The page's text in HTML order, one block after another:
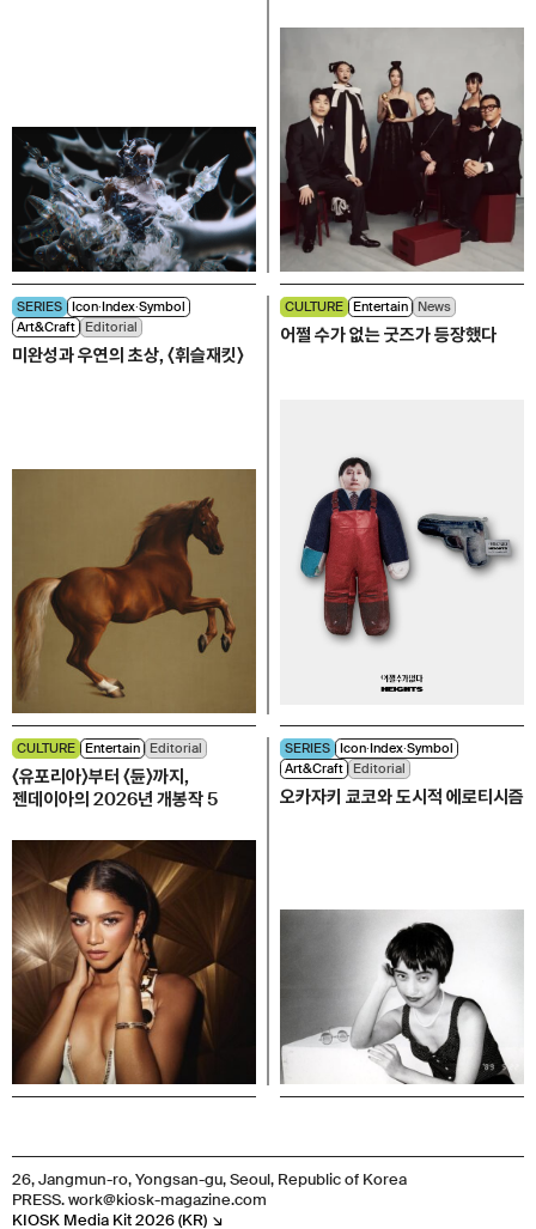
SERIES Icon∙Index∙Symbol
Art&Craft
Editorial
미완성과 우연의 초상, 〈휘슬재킷〉
CULTURE Entertain News
어쩔 수가 없는 굿즈가 등장했다
CULTURE Entertain Editorial
〈유포리아〉부터 〈듄〉까지,
젠데이아의 2026년 개봉작 5
SERIES Icon∙Index∙Symbol
Art&Craft
Editorial
오카자키 쿄코와 도시적 에로티시즘
26, Jangmun-ro, Yongsan-gu, Seoul, Republic of Korea
PRESS. work@kiosk-magazine.com
KIOSK Media Kit 2026 (KR) ↘︎